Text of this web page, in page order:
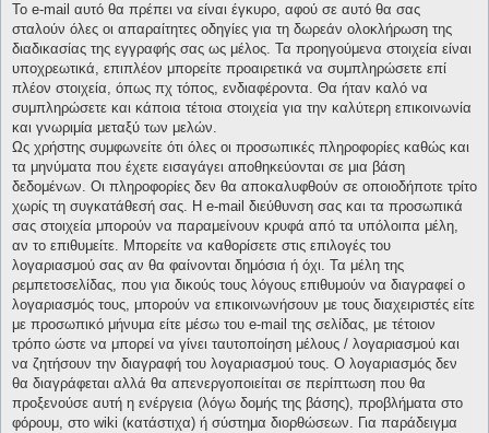
Το e-mail αυτό θα πρέπει να είναι έγκυρο, αφού σε αυτό θα σας
σταλούν όλες οι απαραίτητες οδηγίες για τη δωρεάν ολοκλήρωση της
διαδικασίας της εγγραφής σας ως μέλος. Τα προηγούμενα στοιχεία είναι
υποχρεωτικά, επιπλέον μπορείτε προαιρετικά να συμπληρώσετε επί
πλέον στοιχεία, όπως πχ τόπος, ενδιαφέροντα. Θα ήταν καλό να
συμπληρώσετε και κάποια τέτοια στοιχεία για την καλύτερη επικοινωνία
και γνωριμία μεταξύ των μελών.
Ως χρήστης συμφωνείτε ότι όλες οι προσωπικές πληροφορίες καθώς και
τα μηνύματα που έχετε εισαγάγει αποθηκεύονται σε μια βάση
δεδομένων. Οι πληροφορίες δεν θα αποκαλυφθούν σε οποιοδήποτε τρίτο
χωρίς τη συγκατάθεσή σας. Η e-mail διεύθυνση σας και τα προσωπικά
σας στοιχεία μπορούν να παραμείνουν κρυφά από τα υπόλοιπα μέλη,
αν το επιθυμείτε. Μπορείτε να καθορίσετε στις επιλογές του
λογαριασμού σας αν θα φαίνονται δημόσια ή όχι. Τα μέλη της
ρεμπετοσελίδας, που για δικούς τους λόγους επιθυμούν να διαγραφεί ο
λογαριασμός τους, μπορούν να επικοινωνήσουν με τους διαχειριστές είτε
με προσωπικό μήνυμα είτε μέσω του e-mail της σελίδας, με τέτοιον
τρόπο ώστε να μπορεί να γίνει ταυτοποίηση μέλους / λογαριασμού και
να ζητήσουν την διαγραφή του λογαριασμού τους. Ο λογαριασμός δεν
θα διαγράφεται αλλά θα απενεργοποιείται σε περίπτωση που θα
προξενούσε αυτή η ενέργεια (λόγω δομής της βάσης), προβλήματα στο
φόρουμ, στο wiki (κατάστιχα) ή σύστημα διορθώσεων. Για παράδειγμα